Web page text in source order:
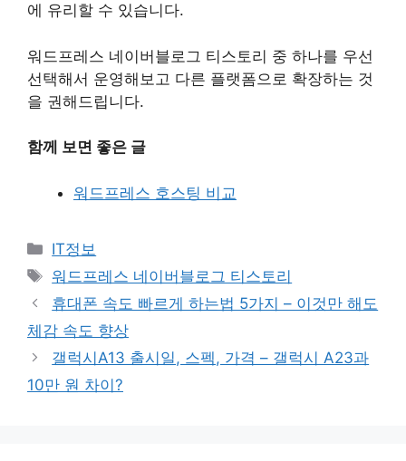
에 유리할 수 있습니다.
워드프레스 네이버블로그 티스토리 중 하나를 우선
선택해서 운영해보고 다른 플랫폼으로 확장하는 것
을 권해드립니다.
함께 보면 좋은 글
워드프레스 호스팅 비교
카
테
고
리
IT정보
태
그
워드프레스 네이버블로그 티스토리
휴대폰 속도 빠르게 하는법 5가지 – 이것만 해도
체감 속도 향상
갤럭시A13 출시일, 스펙, 가격 – 갤럭시 A23과
10만 원 차이?